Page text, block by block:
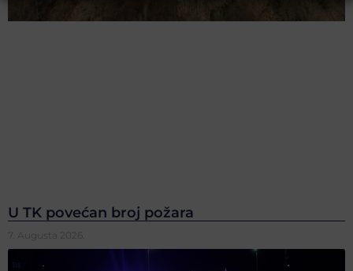
U TK povećan broj požara
7. Augusta 2026.